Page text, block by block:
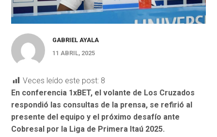
GABRIEL AYALA
11 ABRIL, 2025
Veces leído este post: 8
En conferencia 1xBET, el volante de Los Cruzados
respondió las consultas de la prensa, se refirió al
presente del equipo y el próximo desafío ante
Cobresal por la Liga de Primera Itaú 2025.